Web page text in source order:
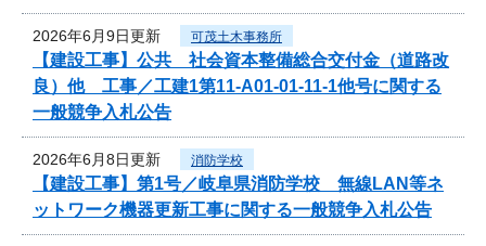
2026年6月9日更新 可茂土木事務所
【建設工事】公共 社会資本整備総合交付金（道路改
良）他 工事／工建1第11-A01-01-11-1他号に関する
一般競争入札公告
2026年6月8日更新 消防学校
【建設工事】第1号／岐阜県消防学校 無線LAN等ネ
ットワーク機器更新工事に関する一般競争入札公告